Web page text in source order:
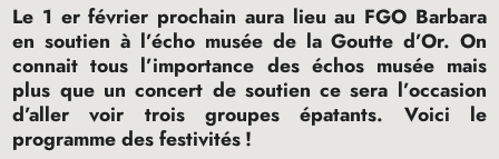
Le 1 er février prochain aura lieu au FGO Barbara
en soutien à l’écho musée de la Goutte d’Or. On
connait tous l’importance des échos musée mais
plus que un concert de soutien ce sera l’occasion
d’aller voir trois groupes épatants. Voici le
programme des festivités!